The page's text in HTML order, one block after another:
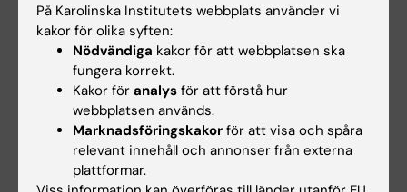
Extra lönekörning samt utbetalning
2026
Månad Extra lön körs Extra lön utbetalas
8
På Karolinska Institutets webbplats använder vi
kakor för olika syften:
Nödvändiga kakor för att webbplatsen ska
fungera korrekt.
Kakor för analys för att förstå hur
webbplatsen används.
Marknadsföringskakor för att visa och spåra
relevant innehåll och annonser från externa
plattformar.